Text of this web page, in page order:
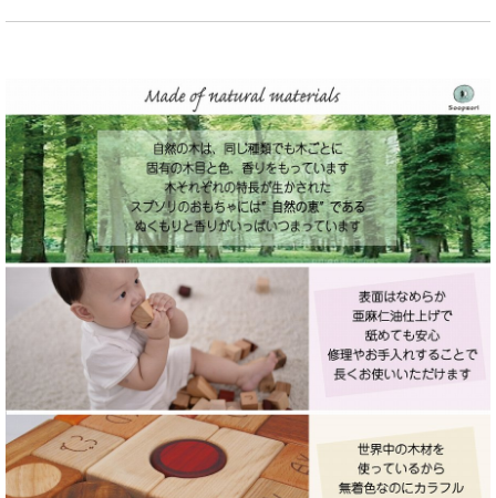
プレート商品
車おもちゃ
子守ふだ
ドミノ、歯固め
その他